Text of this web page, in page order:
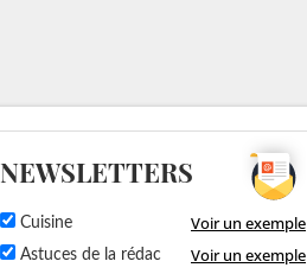
NEWSLETTERS
Cuisine Voir un exemple
Astuces de la rédac Voir un exemple